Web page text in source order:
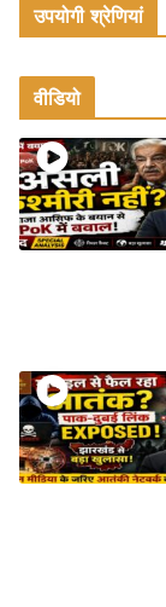
उपयोगी श्रेणियां
वीडियो